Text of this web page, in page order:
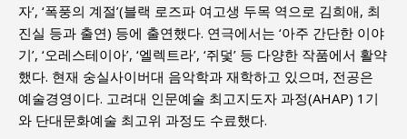
자’, ‘폭풍의 계절’(블랙 로즈파 여고생 두목 역으로 김희애, 최
진실 등과 출연) 등에 출연했다. 연극에서는 ‘아주 간단한 이야
기’, ‘오레스테이아’, ‘엘렉트라’, ‘쥐덫’ 등 다양한 작품에서 활약
했다. 현재 숭실사이버대 음악학과 재학하고 있으며, 전공은
예술경영이다. 고려대 인문예술 최고지도자 과정(AHAP) 1기
와 단대문화예술 최고위 과정도 수료했다.